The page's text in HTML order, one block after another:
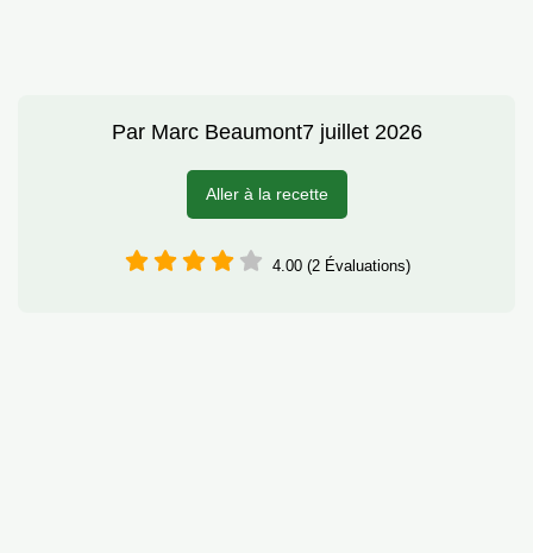
Par Marc Beaumont7 juillet 2026
Aller à la recette
4.00 (2 Évaluations)